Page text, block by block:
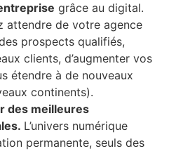
grâce au digital.
attendre de votre agence
prospects qualifiés,
clients, d’augmenter vos
étendre à de nouveaux
continents).
des meilleures
L’univers numérique
permanente, seuls des